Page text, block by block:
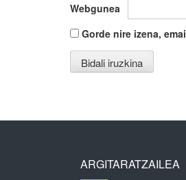
Webgunea
Gorde nire izena,
ARGITARATZAILEA